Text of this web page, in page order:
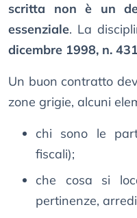
scritta non è un
essenziale. La
dicembre 1998, n. 431
Un buon contratto
zone grigie, alcuni
chi sono le
fiscali);
che cosa si
pertinenze,